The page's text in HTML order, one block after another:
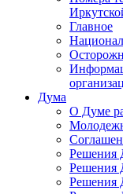
Главное
Дума
О Думе
Решения
Решения
Решения